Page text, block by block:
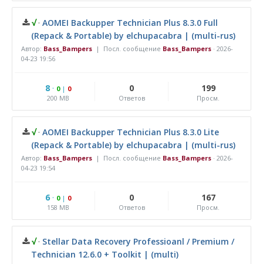
√ · AOMEI Backupper Technician Plus 8.3.0 Full
(Repack & Portable) by elchupacabra | (multi-rus)
Автор: Bass_Bampers | Посл. сообщение Bass_Bampers · 2026-
04-23 19:56
8· 0| 0
200 MB
0
Ответов
199
Просм.
√ · AOMEI Backupper Technician Plus 8.3.0 Lite
(Repack & Portable) by elchupacabra | (multi-rus)
Автор: Bass_Bampers | Посл. сообщение Bass_Bampers · 2026-
04-23 19:54
6· 0| 0
158 MB
0
Ответов
167
Просм.
√ · Stellar Data Recovery Professioanl / Premium /
Technician 12.6.0 + Toolkit | (multi)